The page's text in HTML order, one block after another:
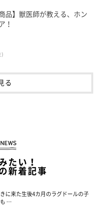
品】獣医師が教える、ホン
！
)
る
たい！
新着記事
に来た生後4カ月のラグドールの子
…